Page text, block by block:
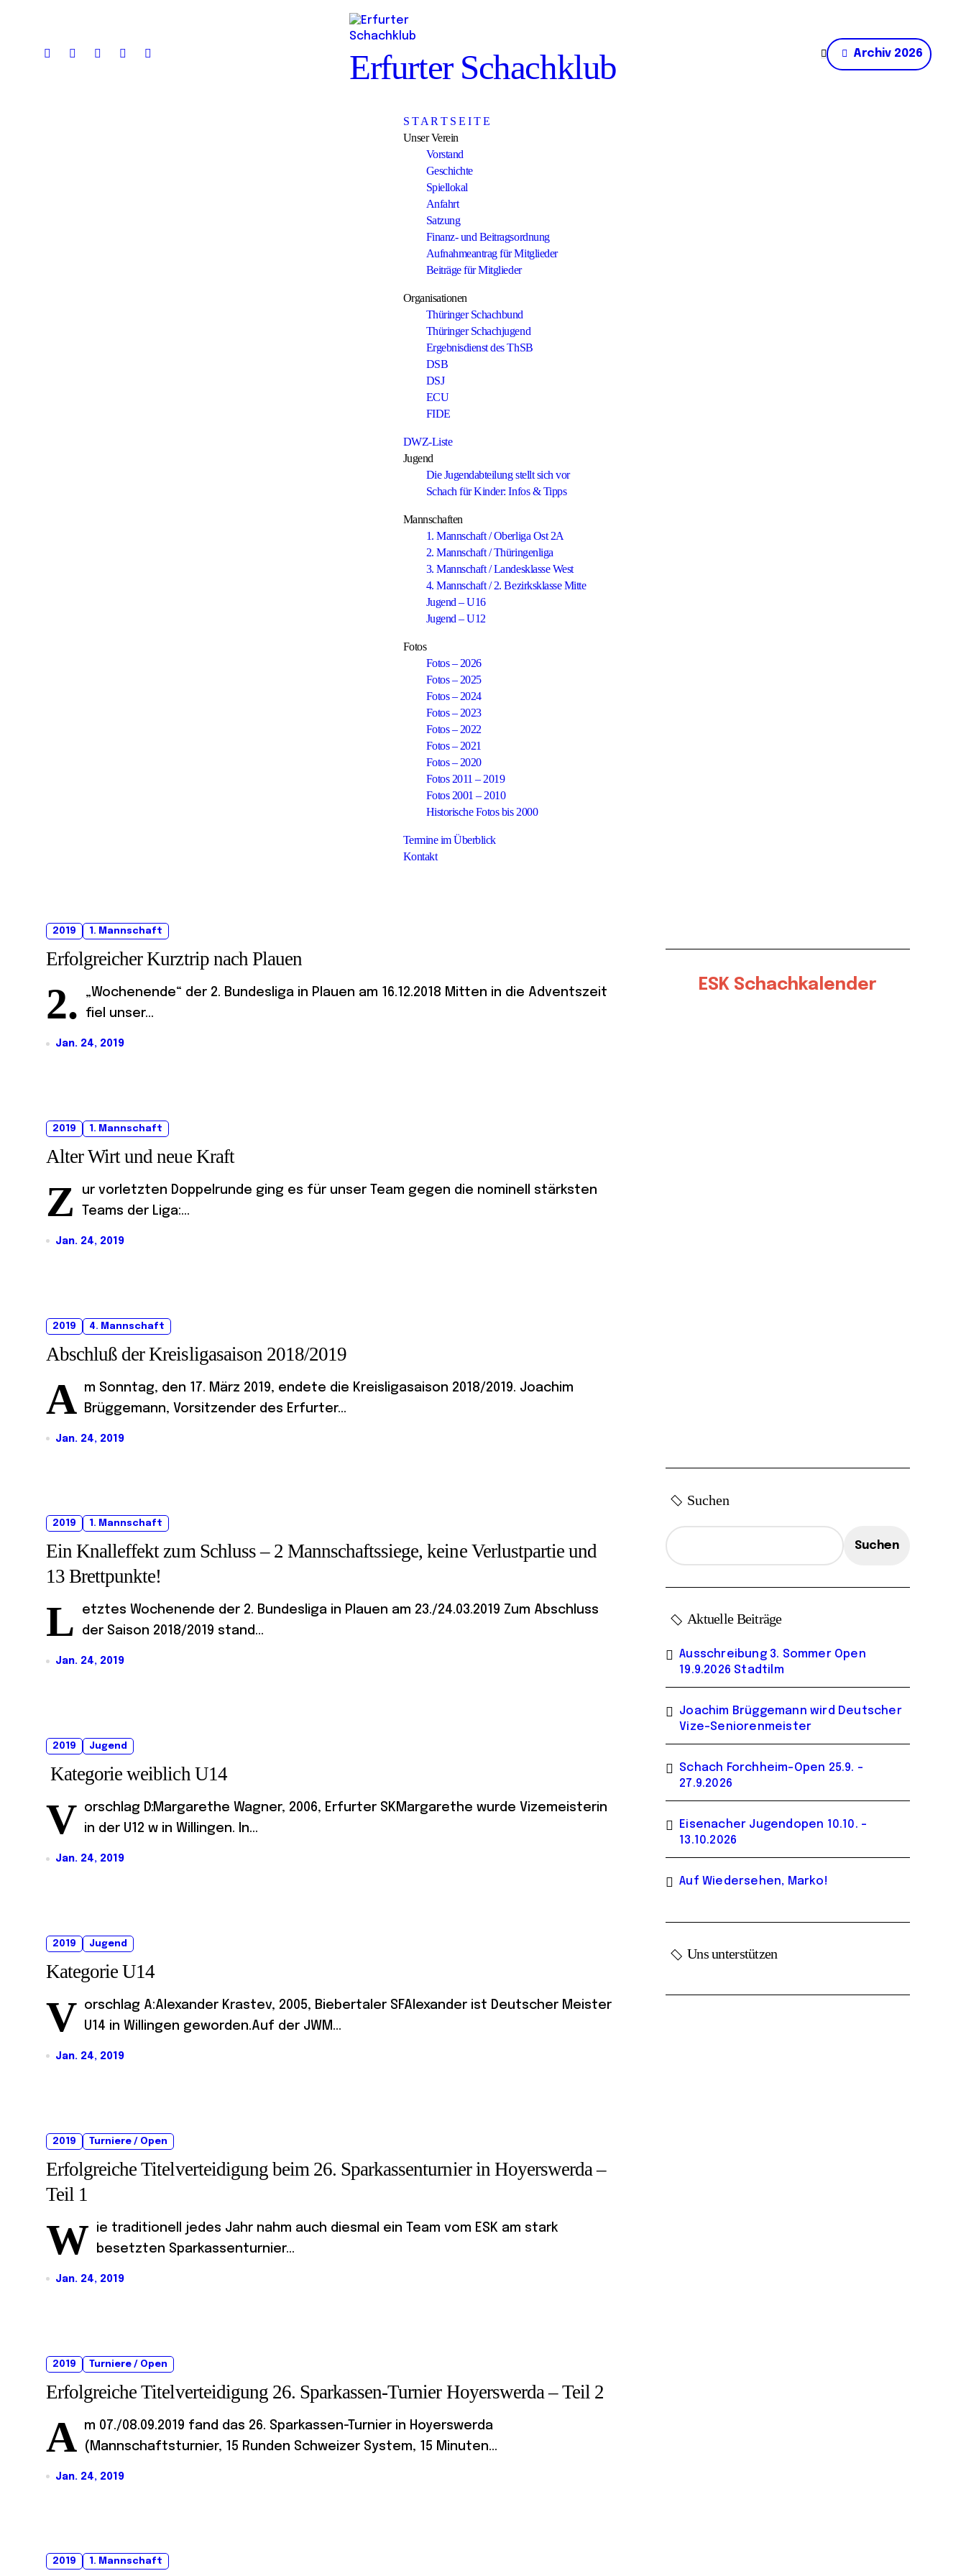
Erfurter Schachklub Archiv 2026
S T A R T S E I T E
Unser Verein
Vorstand
Geschichte
Spiellokal
Anfahrt
Satzung
Finanz- und Beitragsordnung
Aufnahmeantrag für Mitglieder
Beiträge für Mitglieder
Organisationen
Thüringer Schachbund
Thüringer Schachjugend
Ergebnisdienst des ThSB
DSB
DSJ
ECU
FIDE
DWZ-Liste
Jugend
Die Jugendabteilung stellt sich vor
Schach für Kinder: Infos & Tipps
Mannschaften
1. Mannschaft / Oberliga Ost 2A
2. Mannschaft / Thüringenliga
3. Mannschaft / Landesklasse West
4. Mannschaft / 2. Bezirksklasse Mitte
Jugend – U16
Jugend – U12
Fotos
Fotos – 2026
Fotos – 2025
Fotos – 2024
Fotos – 2023
Fotos – 2022
Fotos – 2021
Fotos – 2020
Fotos 2011 – 2019
Fotos 2001 – 2010
Historische Fotos bis 2000
Termine im Überblick
Kontakt
2019 1. Mannschaft
Erfolgreicher Kurztrip nach Plauen
2.
„Wochenende“ der 2. Bundesliga in Plauen am 16.12.2018 Mitten in die Adventszeit
fiel unser...
Jan. 24, 2019
2019 1. Mannschaft
Alter Wirt und neue Kraft
Z
ur vorletzten Doppelrunde ging es für unser Team gegen die nominell stärksten
Teams der Liga:...
Jan. 24, 2019
2019 4. Mannschaft
Abschluß der Kreisligasaison 2018/2019
A
m Sonntag, den 17. März 2019, endete die Kreisligasaison 2018/2019. Joachim
Brüggemann, Vorsitzender des Erfurter...
Jan. 24, 2019
2019 1. Mannschaft
Ein Knalleffekt zum Schluss – 2 Mannschaftssiege, keine Verlustpartie und
13 Brettpunkte!
L
etztes Wochenende der 2. Bundesliga in Plauen am 23./24.03.2019 Zum Abschluss
der Saison 2018/2019 stand...
Jan. 24, 2019
2019 Jugend
Kategorie weiblich U14
V
orschlag D:Margarethe Wagner, 2006, Erfurter SKMargarethe wurde Vizemeisterin
in der U12 w in Willingen. In...
Jan. 24, 2019
2019 Jugend
Kategorie U14
V
orschlag A:Alexander Krastev, 2005, Biebertaler SFAlexander ist Deutscher Meister
U14 in Willingen geworden.Auf der JWM...
Jan. 24, 2019
2019 Turniere / Open
Erfolgreiche Titelverteidigung beim 26. Sparkassenturnier in Hoyerswerda –
Teil 1
W
ie traditionell jedes Jahr nahm auch diesmal ein Team vom ESK am stark
besetzten Sparkassenturnier...
Jan. 24, 2019
2019 Turniere / Open
Erfolgreiche Titelverteidigung 26. Sparkassen-Turnier Hoyerswerda – Teil 2
A
m 07./08.09.2019 fand das 26. Sparkassen-Turnier in Hoyerswerda
(Mannschaftsturnier, 15 Runden Schweizer System, 15 Minuten...
Jan. 24, 2019
2019 1. Mannschaft
ESK Schachkalender
Suchen
Suchen
Aktuelle Beiträge
Ausschreibung 3. Sommer Open
19.9.2026 Stadtilm
Joachim Brüggemann wird Deutscher
Vize-Seniorenmeister
Schach Forchheim-Open 25.9. –
27.9.2026
Eisenacher Jugendopen 10.10. –
13.10.2026
Auf Wiedersehen, Marko!
Uns unterstützen